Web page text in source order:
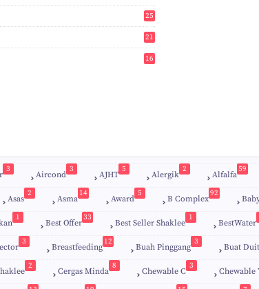
25
0
21
16
3
Aircond
3
AJHT
5
Alergik
2
Alfalfa
59
Asas
2
Asma
14
Award
5
B Complex
92
1
Best Offer
33
Best Seller Shaklee
1
BestWater
3
Breastfeeding
12
Buah Pinggang
3
Buat
2
Cergas Minda
8
Chewable C
3
Chewable